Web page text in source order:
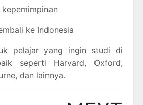
kepemimpinan
ke Indonesia
pelajar yang ingin studi di
seperti Harvard, Oxford,
dan lainnya.